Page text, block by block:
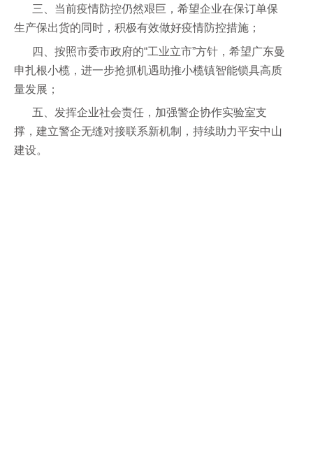
三、当前疫情防控仍然艰巨，希望企业在保订单保
生产保出货的同时，积极有效做好疫情防控措施；
四、按照市委市政府的“工业立市”方针，希望广东曼
申扎根小榄，进一步抢抓机遇助推小榄镇智能锁具高质
量发展；
五、发挥企业社会责任，加强警企协作实验室支
撑，建立警企无缝对接联系新机制，持续助力平安中山
建设。